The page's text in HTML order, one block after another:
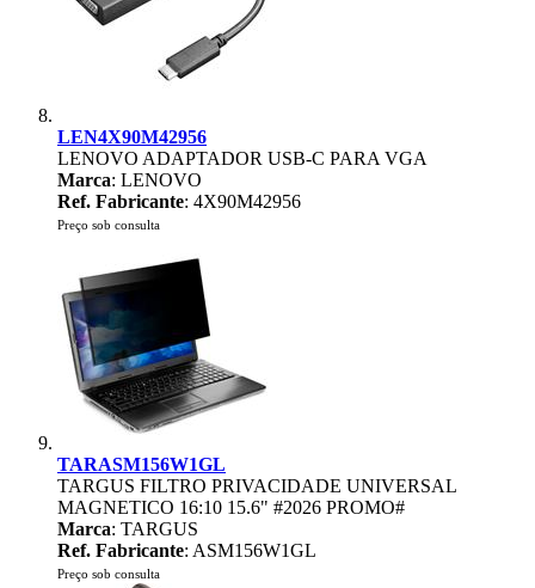
LEN4X90M42956
LENOVO ADAPTADOR USB-C PARA VGA
Marca: LENOVO
Ref. Fabricante: 4X90M42956
Preço sob consulta
TARASM156W1GL
TARGUS FILTRO PRIVACIDADE UNIVERSAL
MAGNETICO 16:10 15.6" #2026 PROMO#
Marca: TARGUS
Ref. Fabricante: ASM156W1GL
Preço sob consulta